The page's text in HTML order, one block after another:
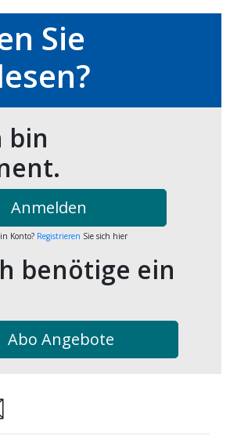
Sie
bin
Anmelden
Konto? Registrieren Sie sich hier
benötige ein
Abo Angebote